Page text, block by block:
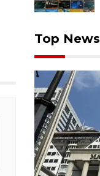
Top News